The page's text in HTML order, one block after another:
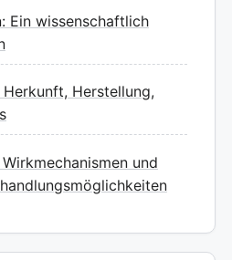
Ein wissenschaftlich
Herstellung,
und